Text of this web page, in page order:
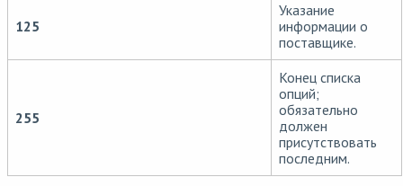
125
Указание
информации о
поставщике.
255
Конец списка
опций;
обязательно
должен
присутствовать
последним.